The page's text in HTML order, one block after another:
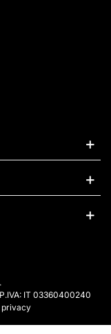
IT 03360400240
privacy